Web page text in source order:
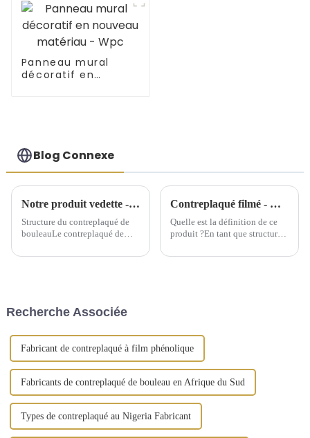
Panneau mural
décoratif en
Blog Connexe
Notre produit vedette - Contreplaqué de bouleau
Structure du contreplaqué de
bouleauLe contreplaqué de
plusieurs couches de placage
couche interne est appelée
matériau de base. Le noyau
Contreplaqué filmé - Quel est ce produit ?
Quelle est la définition de ce
produit ?En tant que structure
contreplaqué filmé offre une
Recherche Associée
Fabricant de contreplaqué à film phénolique
Fabricants de contreplaqué de bouleau en Afrique du Sud
Types de contreplaqué au Nigeria Fabricant